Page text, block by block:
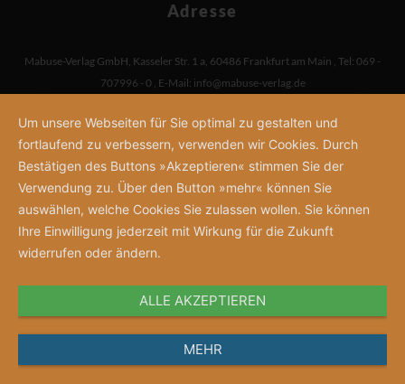
Adresse
Mabuse-Verlag GmbH, Kasseler Str. 1 a, 60486 Frankfurt am Main , Tel: 069 -
707996 - 0 , E-Mail: info@mabuse-verlag.de
Um unsere Webseiten für Sie optimal zu gestalten und
fortlaufend zu verbessern, verwenden wir Cookies. Durch
Bestätigen des Buttons »Akzeptieren« stimmen Sie der
Verwendung zu. Über den Button »mehr« können Sie
auswählen, welche Cookies Sie zulassen wollen. Sie können
Ihre Einwilligung jederzeit mit Wirkung für die Zukunft
widerrufen oder ändern.
ALLE AKZEPTIEREN
MEHR